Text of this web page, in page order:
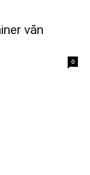
văn
0